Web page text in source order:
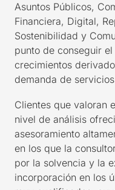
Asuntos Públicos,
Financiera, Digital,
Sostenibilidad y
punto de conseguir
crecimientos
demanda de
Clientes que valoran
nivel de análisis
asesoramiento
en los que la
por la solvencia y la
incorporación en los